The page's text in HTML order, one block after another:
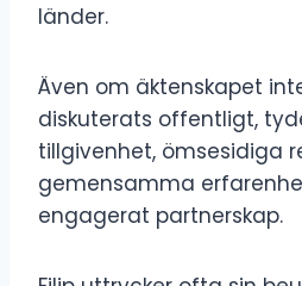
länder.
Även om äktenskapet
diskuterats offentligt,
tillgivenhet, ömsesidiga
gemensamma
engagerat partnerskap.